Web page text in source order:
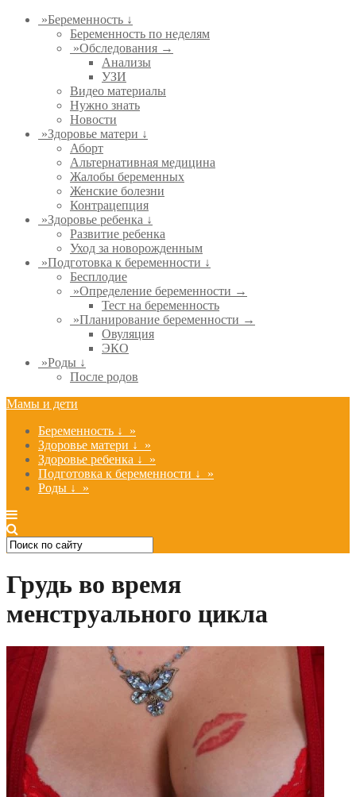
»Беременность ↓
Беременность по неделям
»Обследования →
Анализы
УЗИ
Видео материалы
Нужно знать
Новости
»Здоровье матери ↓
Аборт
Альтернативная медицина
Жалобы беременных
Женские болезни
Контрацепция
»Здоровье ребенка ↓
Развитие ребенка
Уход за новорожденным
»Подготовка к беременности ↓
Бесплодие
»Определение беременности →
Тест на беременность
»Планирование беременности →
Овуляция
ЭКО
»Роды ↓
После родов
Мамы и дети
Беременность ↓
»
Здоровье матери ↓
»
Здоровье ребенка ↓
»
Подготовка к беременности ↓
»
Роды ↓
»
Грудь во время
менструального цикла